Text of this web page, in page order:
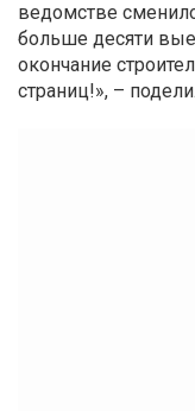
ведомстве
больше десяти
окончание
страниц!», –